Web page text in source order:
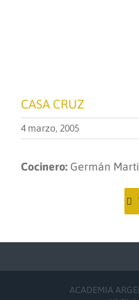
CASA CRUZ
4 marzo, 2005
Cocinero: Germán
ACADEMIA